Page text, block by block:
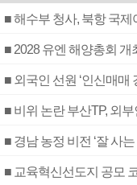
■ 해수부 청사, 북항 국
■ 2028 유엔 해양총회 개
■ 외국인 선원 ‘인신매
■ 비위 논란 부산TP, 외
■ 경남 농정 비전 ‘잘 사
■ 교육혁신선도지 공모